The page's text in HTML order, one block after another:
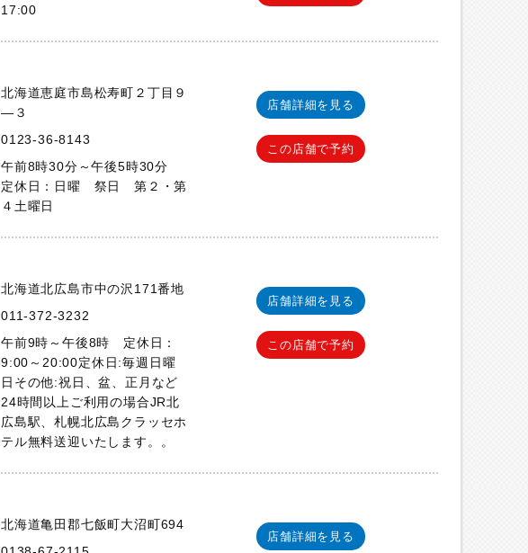
17:00
北海道恵庭市島松寿町２丁目９
―３
0123-36-8143
午前8時30分～午後5時30分
定休日：日曜 祭日 第２・第
４土曜日
店舗詳細を見る
この店舗で予約
北海道北広島市中の沢171番地
011-372-3232
午前9時～午後8時 定休日：
9:00～20:00定休日:毎週日曜
日その他:祝日、盆、正月など
24時間以上ご利用の場合JR北
広島駅、札幌北広島クラッセホ
テル無料送迎いたします。。
店舗詳細を見る
この店舗で予約
北海道亀田郡七飯町大沼町694
店舗詳細を見る